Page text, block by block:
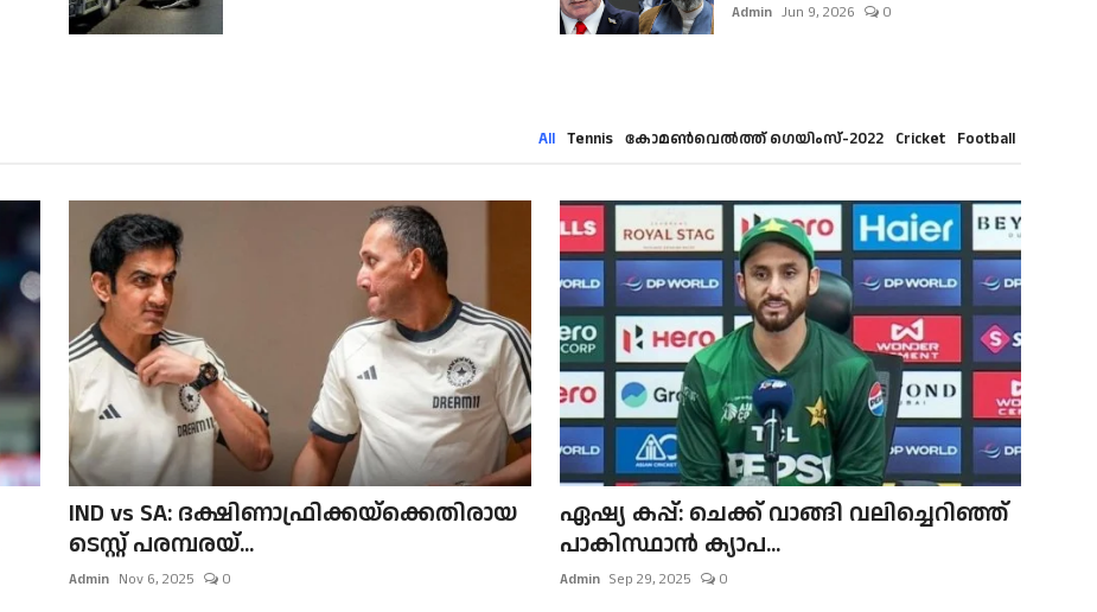
Admin Jun 9, 2026 0
All Tennis കോമൺവെൽത്ത് ഗെയിംസ്-2022 Cricket Football
IND vs SA: ദക്ഷിണാഫ്രിക്കയ്‌ക്കെതിരായ
ടെസ്റ്റ് പരമ്പരയ്...
Admin Nov 6, 2025 0
ഏഷ്യ കപ്പ്: ചെക്ക് വാങ്ങി വലിച്ചെറിഞ്ഞ്
പാകിസ്ഥാൻ ക്യാപ...
Admin Sep 29, 2025 0